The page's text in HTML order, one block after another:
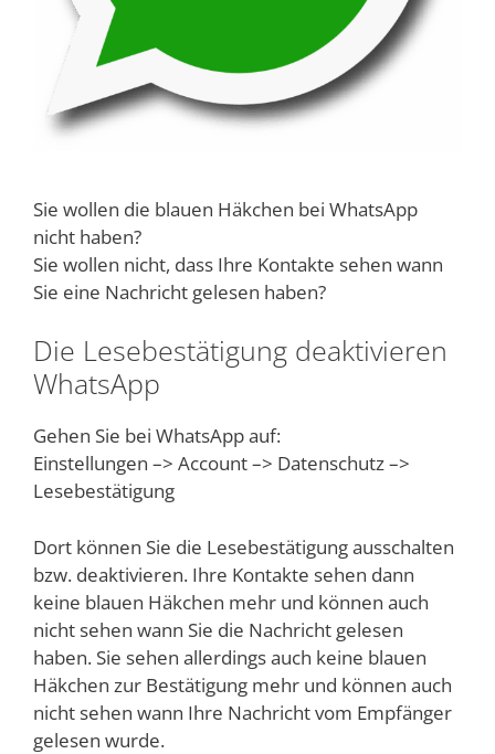
Sie wollen die blauen Häkchen bei WhatsApp
nicht haben?
Sie wollen nicht, dass Ihre Kontakte sehen wann
Sie eine Nachricht gelesen haben?
Die Lesebestätigung deaktivieren
WhatsApp
Gehen Sie bei WhatsApp auf:
Einstellungen –> Account –> Datenschutz –>
Lesebestätigung
Dort können Sie die Lesebestätigung ausschalten
bzw. deaktivieren. Ihre Kontakte sehen dann
keine blauen Häkchen mehr und können auch
nicht sehen wann Sie die Nachricht gelesen
haben. Sie sehen allerdings auch keine blauen
Häkchen zur Bestätigung mehr und können auch
nicht sehen wann Ihre Nachricht vom Empfänger
gelesen wurde.